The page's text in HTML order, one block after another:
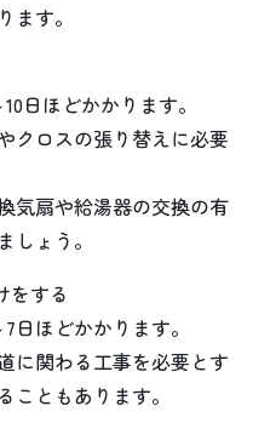
ます。
日ほどかかります。
クロスの張り替えに必要
気扇や給湯器の交換の有
ょう。
をする
日ほどかかります。
に関わる工事を必要とす
こともあります。